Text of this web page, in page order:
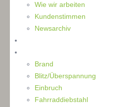
Wie wir arbeiten
Kundenstimmen
Newsarchiv
Brand
Blitz/Überspannung
Einbruch
Fahrraddiebstahl